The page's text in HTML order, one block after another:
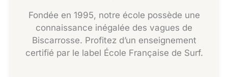
Fondée en 1995, notre école possède une
connaissance inégalée des vagues de
Biscarrosse. Profitez d’un enseignement
certifié par le label École Française de Surf.